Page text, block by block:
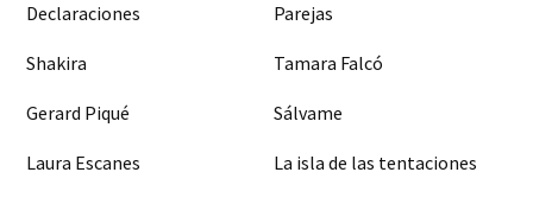
Declaraciones Parejas
Shakira Tamara Falcó
Gerard Piqué Sálvame
Laura Escanes La isla de las tentaciones